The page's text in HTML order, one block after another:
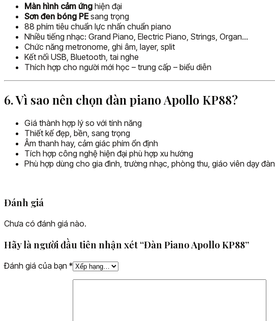
Màn hình cảm ứng hiện đại
Sơn đen bóng PEsang trọng
88 phím tiêu chuẩn lực nhấn chuẩn piano
Nhiều tiếng nhạc: Grand Piano, Electric Piano, Strings, Organ…
Chức năng metronome, ghi âm, layer, split
Kết nối USB, Bluetooth, tai nghe
Thích hợp cho người mới học – trung cấp – biểu diễn
6. Vì sao nên chọn đàn piano Apollo KP88?
Giá thành hợp lý so với tính năng
Thiết kế đẹp, bền, sang trọng
Âm thanh hay, cảm giác phím ổn định
Tích hợp công nghệ hiện đại phù hợp xu hướng
Phù hợp dùng cho gia đình, trường nhạc, phòng thu, giáo viên dạy đàn
Đánh giá
Chưa có đánh giá nào.
Hãy là người đầu tiên nhận xét “Đàn Piano Apollo KP88”
Đánh giá của bạn *